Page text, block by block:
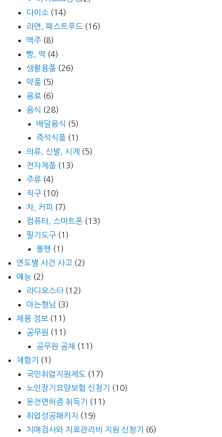
다이소 (14)
라면, 패스트푸드 (16)
맥주 (8)
빵, 떡 (4)
생활용품 (26)
약품 (5)
음료 (6)
음식 (28)
배달음식 (5)
즉석식품 (1)
의류, 신발, 시계 (5)
전자제품 (13)
주류 (4)
직구 (10)
차, 커피 (7)
컴퓨터, 스마트폰 (13)
필기도구 (1)
볼펜 (1)
연도별 사건 사고 (2)
예능 (2)
라디오스타(12)
아는형님 (3)
채용 정보 (11)
공무원 (11)
공무원 공채 (11)
체험기
(1)
국민취업지원제도 (17)
노인장기요양보험 신청기
(10)
운전면허증 취득기
(11)
취업성공패키지
(19)
치매검사와 치료관리비 지원 신청기
(6)